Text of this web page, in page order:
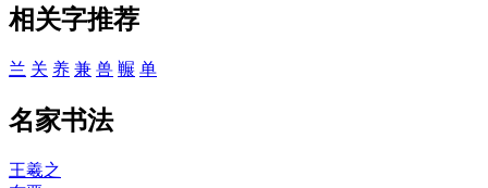
相关字推荐
兰 关 养 兼 兽 冁 单
名家书法
王羲之